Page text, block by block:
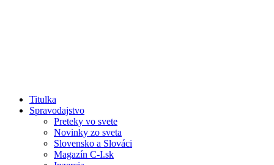
Titulka
Spravodajstvo
Preteky vo svete
Novinky zo sveta
Slovensko a Slováci
Magazín C-I.sk